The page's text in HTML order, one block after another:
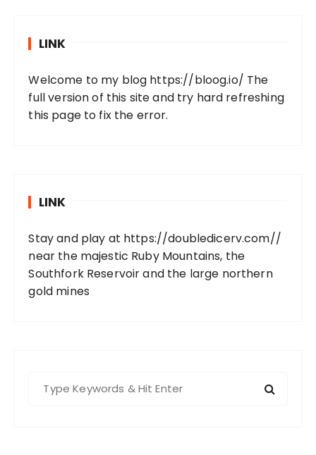
LINK
Welcome to my blog https://bloog.io/ The
full version of this site and try hard refreshing
this page to fix the error.
LINK
Stay and play at https://doubledicerv.com//
near the majestic Ruby Mountains, the
Southfork Reservoir and the large northern
gold mines